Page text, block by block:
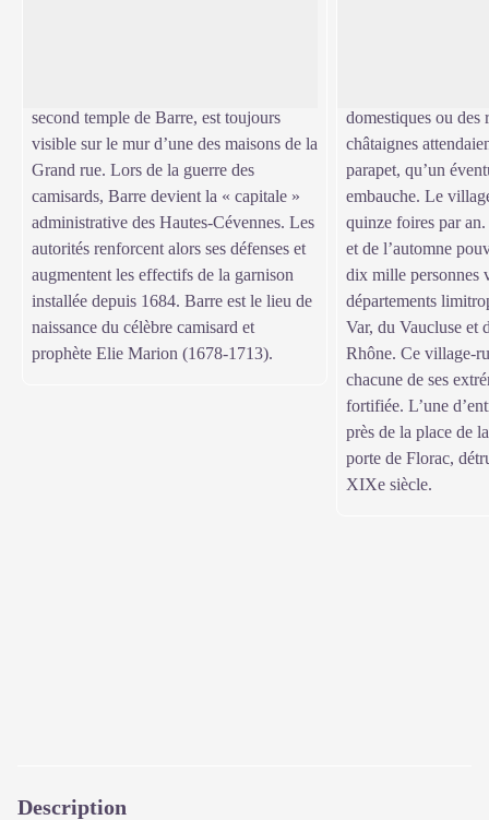
second temple de Barre, est toujours
visible sur le mur d’une des maisons de la
Grand rue. Lors de la guerre des
camisards, Barre devient la « capitale »
administrative des Hautes-Cévennes. Les
autorités renforcent alors ses défenses et
augmentent les effectifs de la garnison
installée depuis 1684. Barre est le lieu de
naissance du célèbre camisard et
prophète Elie Marion (1678-1713).
domestiques ou des
châtaignes
parapet, qu’un
embauche. Le
quinze foires par
et de l’automne
dix mille personnes
départements
Var, du Vaucluse et
Rhône. Ce village-
chacune de ses
fortifiée. L’une
près de la place de
porte de Florac,
XIXe siècle.
Description